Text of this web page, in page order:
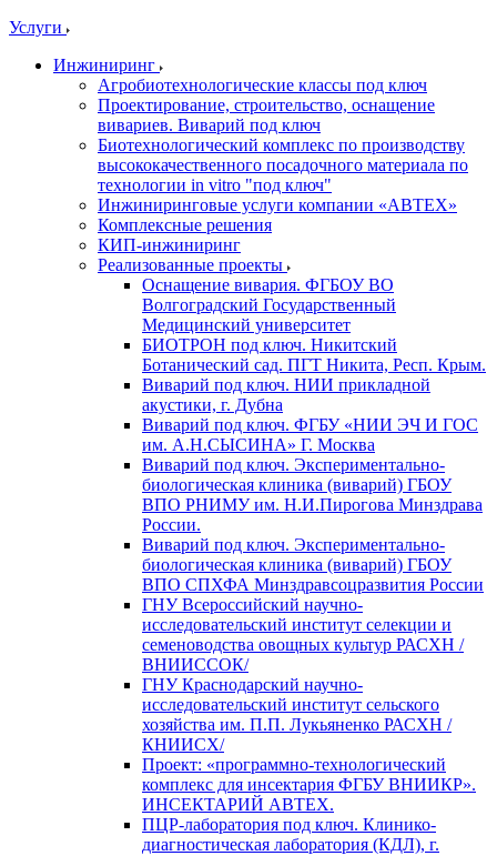
Услуги
Инжиниринг
Агробиотехнологические классы под ключ
Проектирование, строительство, оснащение
вивариев. Виварий под ключ
Биотехнологический комплекс по производству
высококачественного посадочного материала по
технологии in vitro "под ключ"
Инжиниринговые услуги компании «АВТЕХ»
Комплексные решения
КИП-инжиниринг
Реализованные проекты
Оснащение вивария. ФГБОУ ВО
Волгоградский Государственный
Медицинский университет
БИОТРОН под ключ. Никитский
Ботанический сад. ПГТ Никита, Респ. Крым.
Виварий под ключ. НИИ прикладной
акустики, г. Дубна
Виварий под ключ. ФГБУ «НИИ ЭЧ И ГОС
им. А.Н.СЫСИНА» Г. Москва
Виварий под ключ. Экспериментально-
биологическая клиника (виварий) ГБОУ
ВПО РНИМУ им. Н.И.Пирогова Минздрава
России.
Виварий под ключ. Экспериментально-
биологическая клиника (виварий) ГБОУ
ВПО СПХФА Минздравсоцразвития России
ГНУ Всероссийский научно-
исследовательский институт селекции и
семеноводства овощных культур РАСХН /
ВНИИССОК/
ГНУ Краснодарский научно-
исследовательский институт сельского
хозяйства им. П.П. Лукьяненко РАСХН /
КНИИСХ/
Проект: «программно-технологический
комплекс для инсектария ФГБУ ВНИИКР».
ИНСЕКТАРИЙ АВТЕХ.
ПЦР-лаборатория под ключ. Клинико-
диагностическая лаборатория (КДЛ), г.